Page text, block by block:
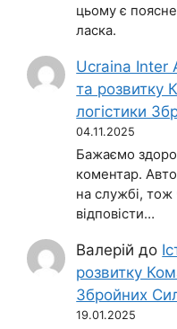
цьому є
ласка.
Ucraina Inter
та розвитку
логістики
04.11.2025
Бажаємо
коментар.
на службі,
відповісти…
Валерій до
розвитку
Збройних
19.01.2025